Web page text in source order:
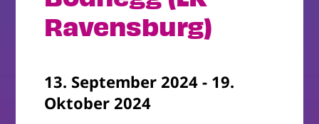
Ravensburg)
13. September 2024 - 19.
Oktober 2024